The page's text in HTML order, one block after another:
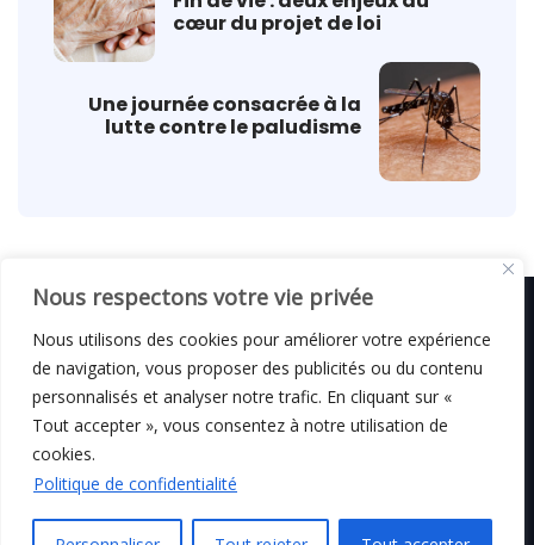
Nous respectons votre vie privée
Nous utilisons des cookies pour améliorer votre expérience
de navigation, vous proposer des publicités ou du contenu
personnalisés et analyser notre trafic. En cliquant sur «
Tout accepter », vous consentez à notre utilisation de
cookies.
Politique de confidentialité
cœur du projet de loi
Une journée consacrée à la
lutte contre le paludisme
© C i E M2026
Mentions légales